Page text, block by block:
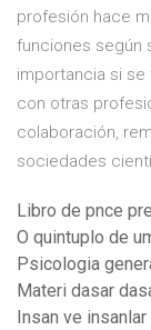
profesión hace
funciones según
importancia si se
con otras
colaboración,
sociedades
Libro de pnce
O quintuplo de
Psicologia
Materi dasar
Insan ve